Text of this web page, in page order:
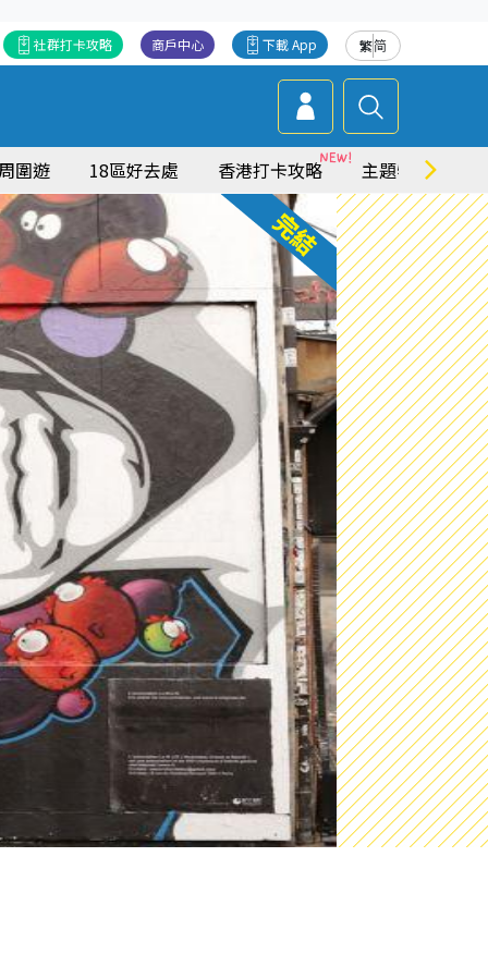
繁简
下載 App
商戶中心
社群打卡攻略
圍遊 18區好去處 香港打卡攻略 主題特集